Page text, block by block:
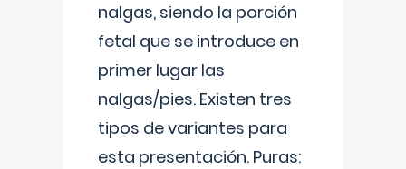
nalgas, siendo la porción
fetal que se introduce en
primer lugar las
nalgas/pies. Existen tres
tipos de variantes para
esta presentación. Puras: